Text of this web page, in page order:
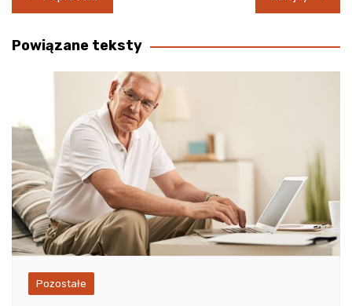
wpisu
Powiązane teksty
Pozostałe